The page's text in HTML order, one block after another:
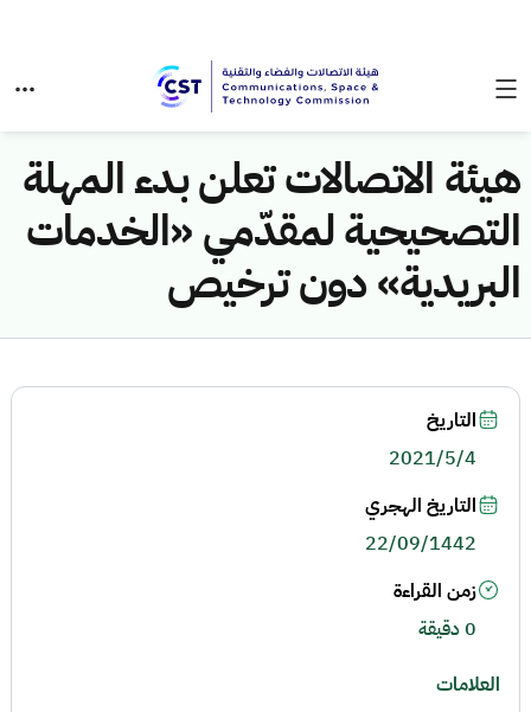
هيئة الاتصالات تعلن بدء المهلة
التصحيحية لمقدّمي «الخدمات
البريدية» دون ترخيص
التاريخ
2021/5/4
التاريخ الهجري
22/09/1442
زمن القراءة
0 دقيقة
العلامات